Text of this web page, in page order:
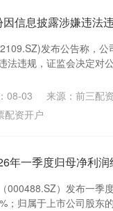
信息披露涉嫌违法
发布公告称，
法违规，证监会决定对
08-03
来源：前三配
配资开户
年一季度归母净利润
000488.SZ）发布一季
；归属于上市公司股东